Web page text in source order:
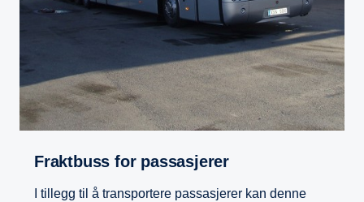
Fraktbuss for passasjerer
I tillegg til å transportere passasjerer kan denne